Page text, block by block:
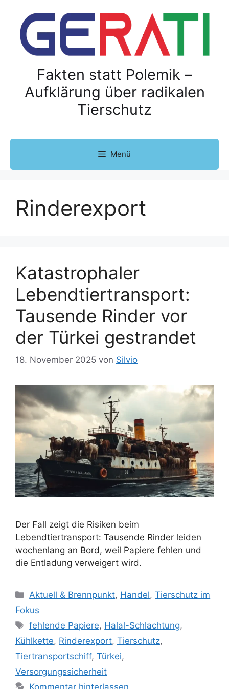
Fakten statt Polemik –
Aufklärung über radikalen
Tierschutz
Menü
Rinderexport
Katastrophaler
Lebendtiertransport:
Tausende Rinder vor
der Türkei gestrandet
18. November 2025 von Silvio
Der Fall zeigt die Risiken beim
Lebendtiertransport: Tausende Rinder leiden
wochenlang an Bord, weil Papiere fehlen und
die Entladung verweigert wird.
K
e
g
o
r
i
Aktuell & Brennpunkt, Handel,Tierschutz im
Fokus
S
c
l
a
fehlende Papiere, Halal-Schlachtung,
Kühlkette, Rinderexport, Tierschutz,
Tiertransportschiff, Türkei,
Versorgungssicherheit
Kommentar hinterlassen